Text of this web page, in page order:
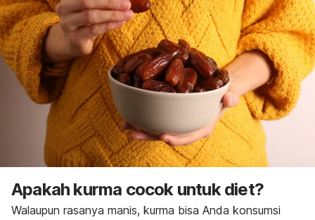
Apakah kurma cocok untuk diet?
Walaupun rasanya manis, kurma bisa Anda konsumsi